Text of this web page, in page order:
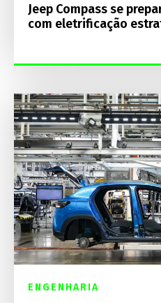
Jeep Compass se
com eletrificação
ENGENHARIA